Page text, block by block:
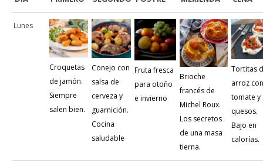
Lunes
Croquetas
de jamón.
Siempre
salen bien.
Conejo con
salsa de
cerveza y
guarnición.
Cocina
saludable
Fruta fresca
para otoño
e invierno
Brioche
francés de
Michel Roux.
Los secretos
de una masa
tierna.
Tortitas
arroz con
tomate y
quesos.
Bajo en
calorías.